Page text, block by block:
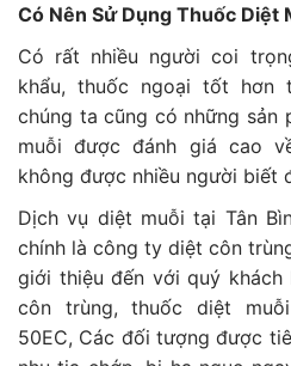
Có Nên Sử Dụng Thuốc Diệt
Có rất nhiều người coi
khẩu, thuốc ngoại tốt hơn
chúng ta cũng có những sản
muỗi được đánh giá cao
không được nhiều người biết
Dịch vụ diệt muỗi tại Tân
chính là công ty diệt côn
giới thiệu đến với quý khách
côn trùng, thuốc diệt
50EC, Các đối tượng được